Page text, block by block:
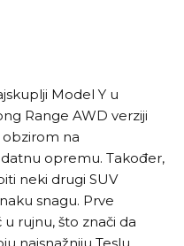
Model Y u
Range AWD verziji
obzirom na
opremu. Također,
neki drugi SUV
snagu. Prve
rujnu, što znači da
najsnažniju Teslu.